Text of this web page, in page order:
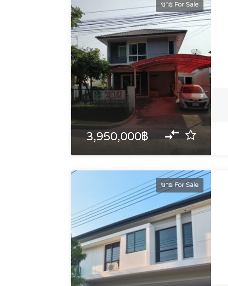
ขาย For Sale
3,950,000฿
ขาย For Sale